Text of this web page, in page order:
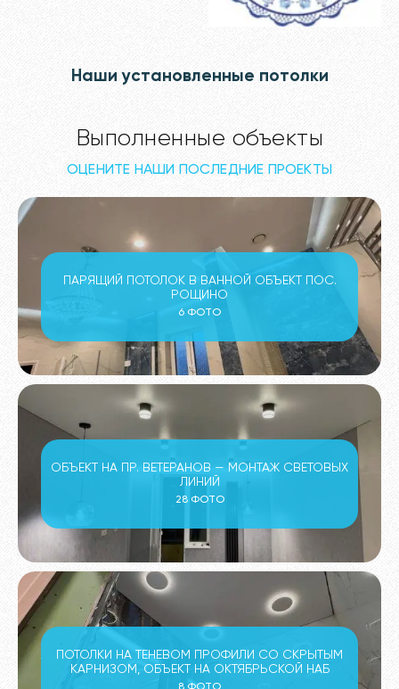
Наши установленные потолки
Выполненные объекты
ОЦЕНИТЕ НАШИ ПОСЛЕДНИЕ ПРОЕКТЫ
ПАРЯЩИЙ ПОТОЛОК В ВАННОЙ ОБЪЕКТ ПОС.
РОЩИНО
6 ФОТО
ОБЪЕКТ НА ПР. ВЕТЕРАНОВ — МОНТАЖ СВЕТОВЫХ
ЛИНИЙ
28 ФОТО
ПОТОЛКИ НА ТЕНЕВОМ ПРОФИЛИ СО СКРЫТЫМ
КАРНИЗОМ, ОБЪЕКТ НА ОКТЯБРЬСКОЙ НАБ